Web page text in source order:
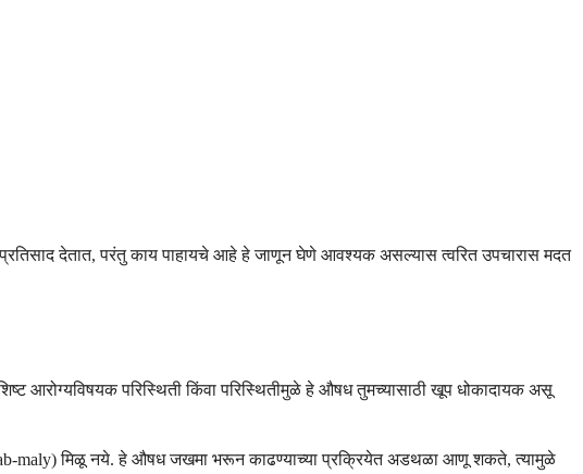
प्रतिसाद देतात, परंतु काय पाहायचे आहे हे जाणून घेणे आवश्यक असल्यास त्वरित उपचारास मदत
आरोग्यविषयक परिस्थिती किंवा परिस्थितीमुळे हे औषध तुमच्यासाठी खूप धोकादायक असू
maly) मिळू नये. हे औषध जखमा भरून काढण्याच्या प्रक्रियेत अडथळा आणू शकते, त्यामुळे